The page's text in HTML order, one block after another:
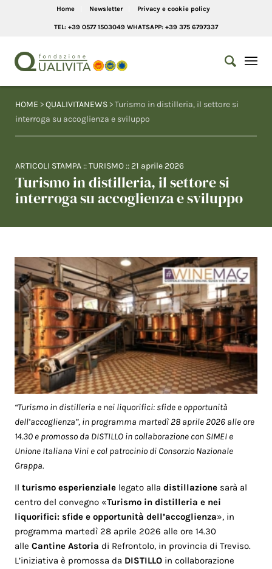
Home Newsletter Privacy e cookie policy
TEL: +39 0577 1503049 WHATSAPP: +39 375 6797337
HOME >QUALIVITANEWS > Turismo in distilleria, il settore si
interroga su accoglienza e sviluppo
ARTICOLI STAMPA ::TURISMO :: 21 aprile 2026
Turismo in distilleria, il settore si
interroga su accoglienza e sviluppo
“Turismo in distilleria e nei liquorifici: sfide e opportunità
dell’accoglienza”, in programma martedì 28 aprile 2026 alle ore
14.30 e promosso da DISTILLO in collaborazione con SIMEI e
Unione Italiana Vini e col patrocinio di Consorzio Nazionale
Grappa.
Ilturismo esperienziale legato alladistillazione sarà al
centro del convegno «Turismo in distilleria e nei
liquorifici: sfide e opportunità dell’accoglienza», in
programma martedì 28 aprile 2026 alle ore 14.30
alleCantine Astoria di Refrontolo, in provincia di Treviso.
L’iniziativa è promossa da DISTILLO in collaborazione